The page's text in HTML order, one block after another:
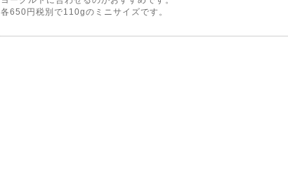
各650円税別で110gのミニサイズです。